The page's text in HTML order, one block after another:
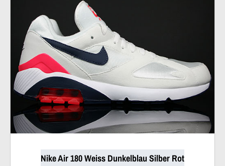
Nike Air 180 Weiss Dunkelblau Silber Rot